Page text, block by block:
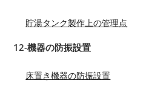
貯湯タンク製作上の管理点
12-機器の防振設置
床置き機器の防振設置